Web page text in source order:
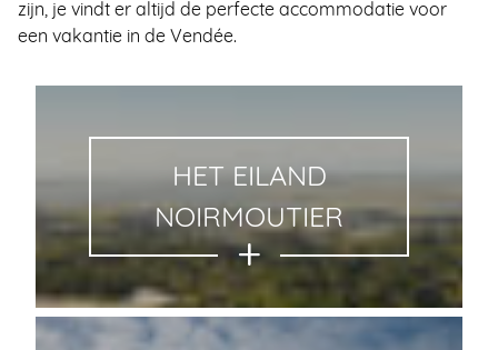
zijn, je vindt er altijd de perfecte accommodatie voor
een vakantie in de Vendée.
HET EILAND
NOIRMOUTIER